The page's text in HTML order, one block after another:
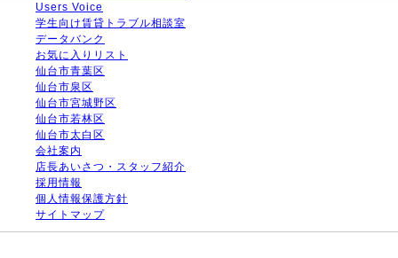
Users Voice
学生向け賃貸トラブル相談室
データバンク
お気に入りリスト
仙台市青葉区
仙台市泉区
仙台市宮城野区
仙台市若林区
仙台市太白区
会社案内
店長あいさつ・スタッフ紹介
採用情報
個人情報保護方針
サイトマップ